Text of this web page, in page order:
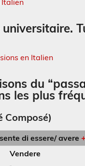
en Italien
du
les plus
Composé)
di essere/ avere +
Vendere